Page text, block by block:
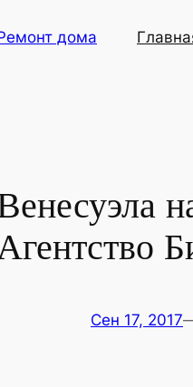
дома
Сен 17, 2017